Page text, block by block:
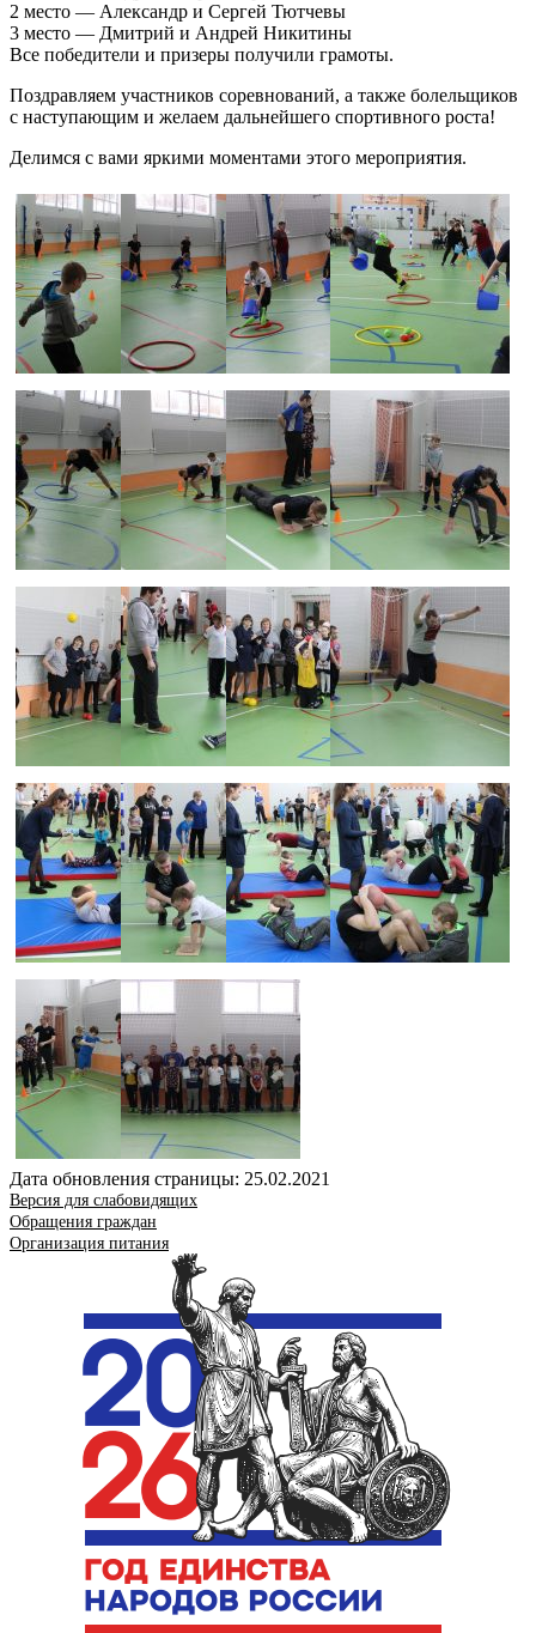
2 место — Александр и Сергей Тютчевы
3 место — Дмитрий и Андрей Никитины
Все победители и призеры получили грамоты.
Поздравляем участников соревнований, а также болельщиков
с наступающим и желаем дальнейшего спортивного роста!
Делимся с вами яркими моментами этого мероприятия.
Дата обновления страницы: 25.02.2021
Версия для слабовидящих
Обращения граждан
Организация питания